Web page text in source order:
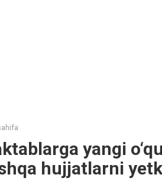
yangi
hujjatlarni